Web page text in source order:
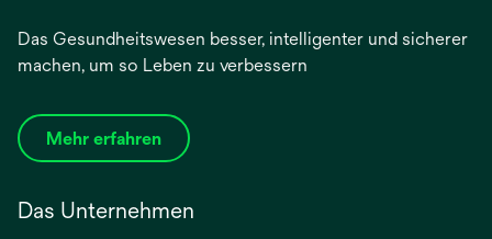
Das Gesundheitswesen besser, intelligenter und sicherer
machen, um so Leben zu verbessern
Mehr erfahren
Das Unternehmen